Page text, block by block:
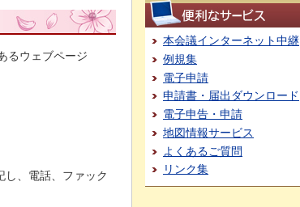
るウェブページ
し、電話、ファック
便利なサービス
本会議インターネット中継
例規集
電子申請
申請書・届出ダウンロード
電子申告・申請
地図情報サービス
よくあるご質問
リンク集